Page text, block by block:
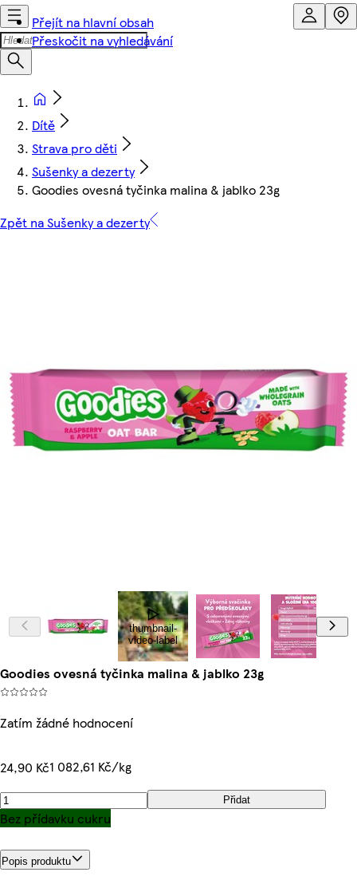
Přejít na hlavní obsah
Přeskočit na vyhledávání
Dítě
Strava pro děti
Sušenky a dezerty
Goodies ovesná tyčinka malina & jablko 23g
Zpět na Sušenky a dezerty
thumbnail-
video-label
Goodies ovesná tyčinka malina & jablko 23g
Zatím žádné hodnocení
24,90 Kč1 082,61 Kč/kg
Přidat
Bez přídavku cukru
Popis produktu